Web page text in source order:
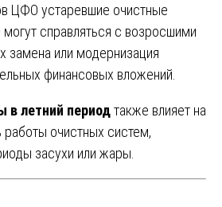
ЦФО устаревшие очистные
справляться с возросшими
замена или модернизация
финансовых вложений.
в летний периодтакже влияет на
работы очистных систем,
засухи или жары.